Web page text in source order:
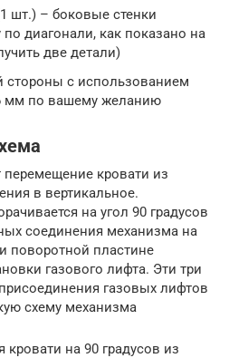
шт.) – боковые стенки
по диагонали, как показано на
две детали)
стороны с использованием
мм по вашему желанию
кровати из
в вертикальное.
на угол 90 градусов
соединения механизма на
поворотной пластине
газового лифта. Эти три
газовых лифтов
схему механизма
на 90 градусов из